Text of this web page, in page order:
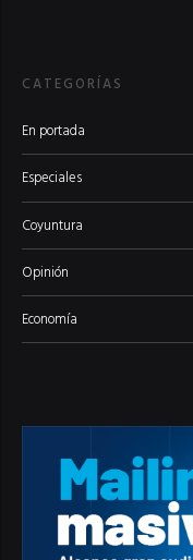
CATEGORÍAS
En portada
Especiales
Coyuntura
Opinión
Economía